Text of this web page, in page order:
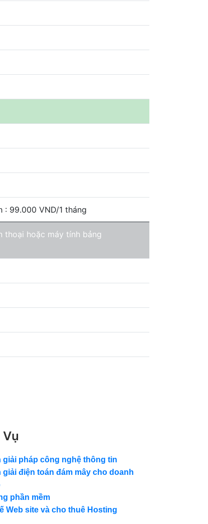
: 99.000 VND/1 tháng
thoại hoặc máy tính bảng
Vụ
giải pháp công nghệ thông tin
giải điện toán đám mây cho doanh
phần mềm
Web site và cho thuê Hosting